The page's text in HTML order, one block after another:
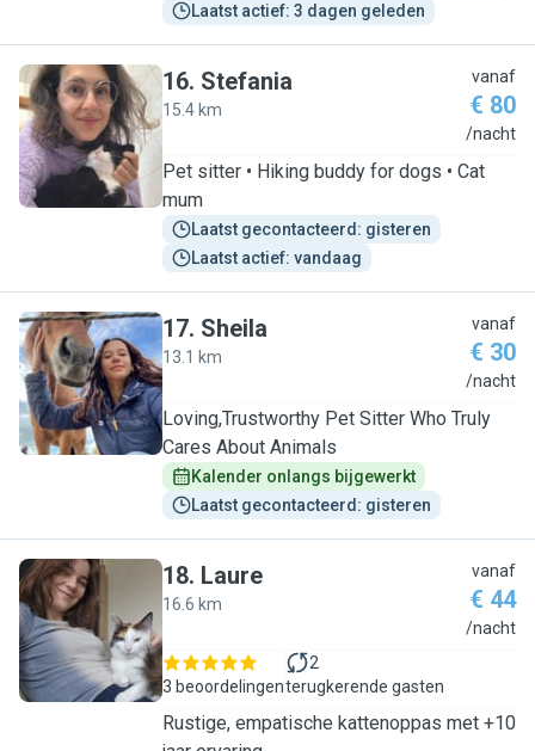
Laatst actief: 3 dagen geleden
S
16. Stefania
15.4 km
vanaf
€ 80
/nacht
Pet sitter • Hiking buddy for dogs • Cat
mum
Laatst gecontacteerd: gisteren
Laatst actief: vandaag
S
17. Sheila
13.1 km
vanaf
€ 30
/nacht
Loving,Trustworthy Pet Sitter Who Truly
Cares About Animals
Kalender onlangs bijgewerkt
Laatst gecontacteerd: gisteren
L
18. Laure
16.6 km
vanaf
€ 44
/nacht
3 beoordelingen
2
terugkerende gasten
Rustige, empatische kattenoppas met +10